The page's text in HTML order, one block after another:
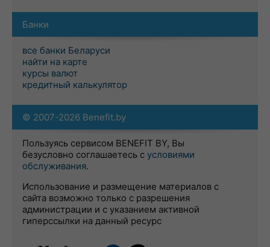
Банки
все банки Беларуси
найти на карте
курсы валют
кредитный калькулятор
© 2007-2026 Benefit.by
Пользуясь сервисом BENEFIT BY, Вы
безусловно соглашаетесь с условиями
обслуживания.
Использование и размещение материалов с
сайта возможно только с разрешения
администрации и с указанием активной
гиперссылки на данный ресурс